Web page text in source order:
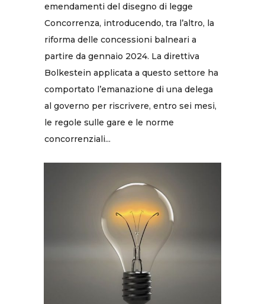
emendamenti del disegno di legge
Concorrenza, introducendo, tra l’altro, la
riforma delle concessioni balneari a
partire da gennaio 2024. La direttiva
Bolkestein applicata a questo settore ha
comportato l’emanazione di una delega
al governo per riscrivere, entro sei mesi,
le regole sulle gare e le norme
concorrenziali...